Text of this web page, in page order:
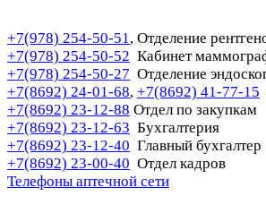
+7(978) 254-50-51 , Отделение
+7(978) 254-50-52 Кабинет
+7(978) 254-50-27 Отделение
+7(8692) 24-01-68, +7(8692) 41-77-15
+7(8692) 23-12-88 Отдел по закупкам
+7(8692) 23-12-63 Бухгалтерия
+7(8692) 23-12-40 Главный бухгалтер
+7(8692) 23-00-40 Отдел кадров
Телефоны аптечной сети